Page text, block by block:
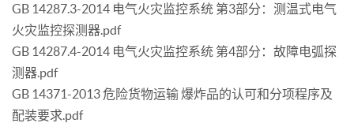
GB 14287.3-2014 电气火灾监控系统 第3部分：测温式电气
火灾监控探测器.pdf
GB 14287.4-2014 电气火灾监控系统 第4部分：故障电弧探
测器.pdf
GB 14371-2013 危险货物运输 爆炸品的认可和分项程序及
配装要求.pdf